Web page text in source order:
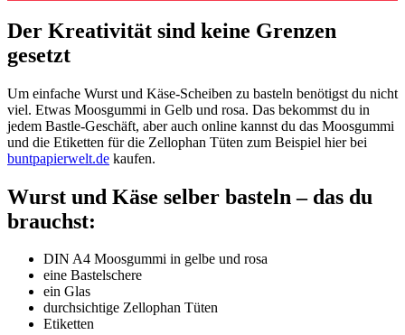
Der Kreativität sind keine Grenzen
gesetzt
Um einfache Wurst und Käse-Scheiben zu basteln benötigst du nicht
viel. Etwas Moosgummi in Gelb und rosa. Das bekommst du in
jedem Bastle-Geschäft, aber auch online kannst du das Moosgummi
und die Etiketten für die Zellophan Tüten zum Beispiel hier bei
buntpapierwelt.de kaufen.
Wurst und Käse selber basteln – das du
brauchst:
DIN A4 Moosgummi in gelbe und rosa
eine Bastelschere
ein Glas
durchsichtige Zellophan Tüten
Etiketten